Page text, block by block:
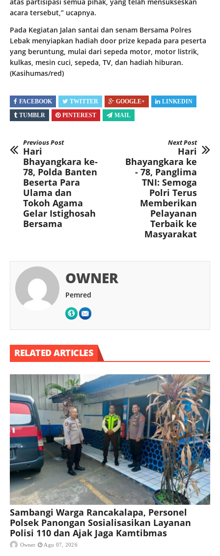
atas partisipasi semua pihak, yang telah mensukseskan
acara tersebut,” ucapnya.
Pada Kegiatan Jalan santai dan senam Bersama Polres
Lebak menyiapkan hadiah door prize kepada para peserta
yang beruntung, mulai dari sepeda motor, motor listrik,
kulkas, mesin cuci, sepeda, TV, dan hadiah hiburan.
(Kasihumas/red)
FACEBOOK TWITTER GOOGLE+
LINKEDIN
TUMBLR
PINTEREST MAIL
Previous Post
Hari
Bhayangkara ke-
78, Polda Banten
Beserta Para
Ulama dan
Tokoh Agama
Gelar Istighosah
Bersama
Next Post
Hari
Bhayangkara ke
- 78, Panglima
TNI: Semoga
Polri Terus
Memberikan
Pelayanan
Terbaik ke
Masyarakat
OWNER
Pemred
RELATED ARTICLES
Sambangi Warga Rancakalapa, Personel
Polsek Panongan Sosialisasikan Layanan
Polisi 110 dan Ajak Jaga Kamtibmas
Owner Agu 07, 2026